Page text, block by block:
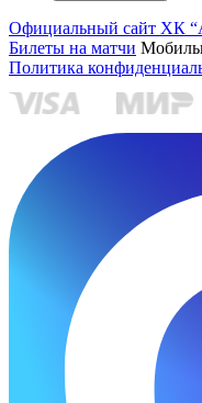
Официальный сайт ХК
Билеты на матчи
Политика